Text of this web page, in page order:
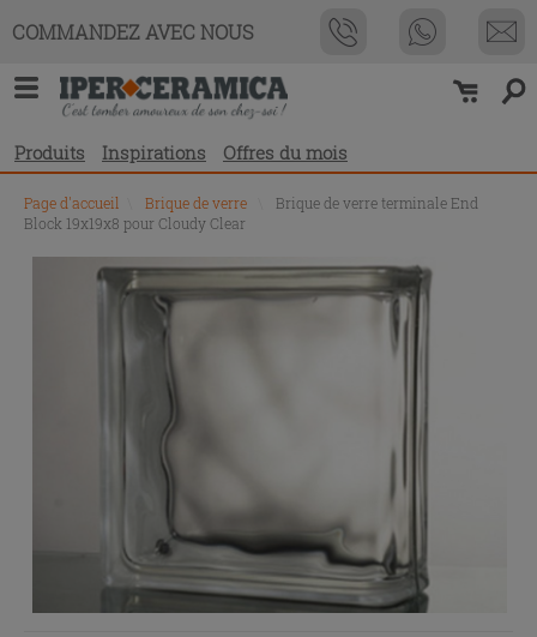
COMMANDEZ AVEC NOUS
Produits Inspirations Offres du mois
Page d'accueil Brique de verre
Brique de verre terminale End
Block 19x19x8 pour Cloudy Clear